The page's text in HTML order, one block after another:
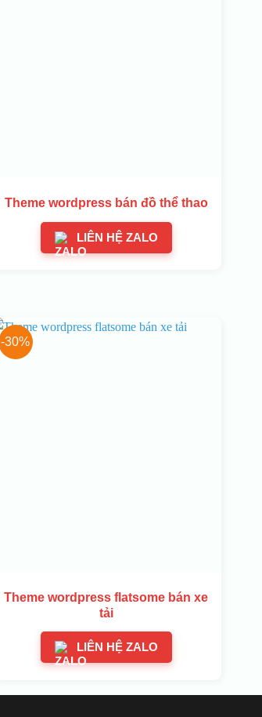
Theme wordpress bán đồ thể thao
LIÊN HỆ ZALO
-30%
Theme wordpress flatsome bán xe
tải
LIÊN HỆ ZALO